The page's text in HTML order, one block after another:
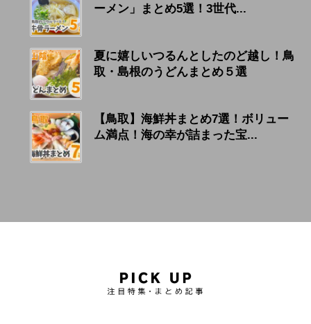
ーメン」まとめ5選！3世代...
夏に嬉しいつるんとしたのど越し！鳥
取・島根のうどんまとめ５選
【鳥取】海鮮丼まとめ7選！ボリュー
ム満点！海の幸が詰まった宝...